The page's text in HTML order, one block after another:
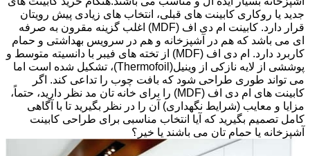
جدید یا روکاری کابینت های قبلی، انتخاب های زیادی پیش رویتان
قرار دارد. کابینت ام دی اف (MDF) اغلب گزینه مقرون به صرفه
ای می باشد که هم در آشپزخانه و هم در سرویس بهداشتی و حمام
کاربرد دارد. ام دی اف (MDF) از تخته های فیبر با دانسیته متوسط و
پوششی از لایه نازکی از وینیل(Thermofoil)، تشکیل شده است اما
می تواند طوری طراحی شود که بافت چوب را تداعی کند. اگر
کابینت های ام دی اف (MDF) را برای خانه تان مد نظر دارید، حتماً،
مزایا و معایب (شرایط نگهداری) آن را در نظر بگیرید تا با آگاهی
کامل تصمیم بگیرید که آیا انتخاب مناسبی برای طراحی کابینت
آشپزخانه یا حمام تان می باشند یا خیر؟